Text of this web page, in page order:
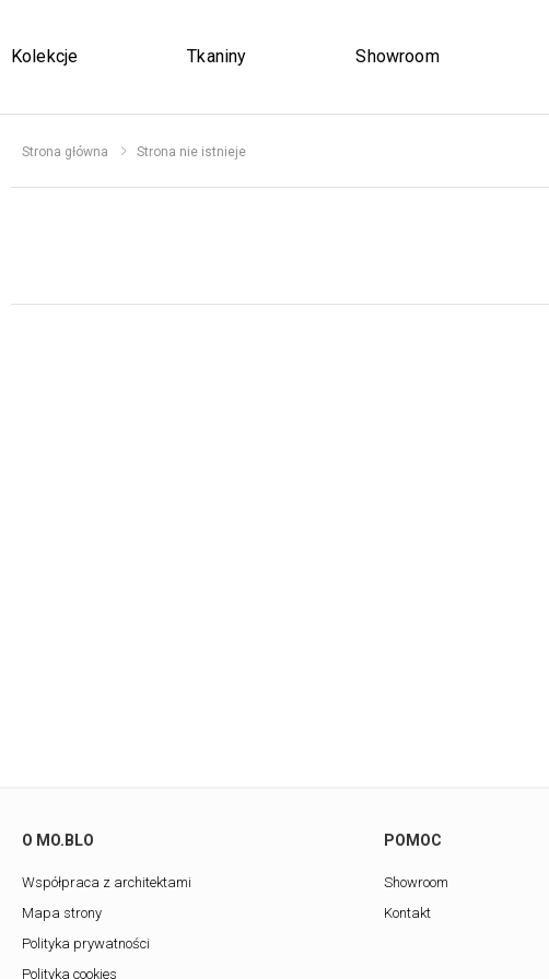
Kolekcje Tkaniny Showroom
Strona główna Strona nie istnieje
O MO.BLO
Współpraca z architektami
Mapa strony
Polityka prywatności
Polityka cookies
POMOC
Showroom
Kontakt